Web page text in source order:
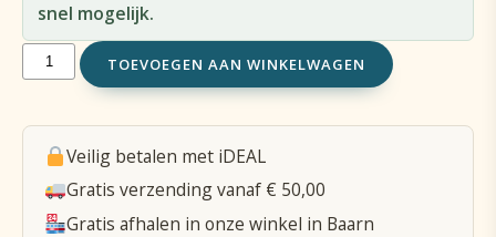
snel mogelijk.
Kaars
gedecoreerd
M
200*60mm
aantal
TOEVOEGEN AAN WINKELWAGEN
Veilig betalen met iDEAL
Gratis verzending vanaf € 50,00
Gratis afhalen in onze winkel in Baarn